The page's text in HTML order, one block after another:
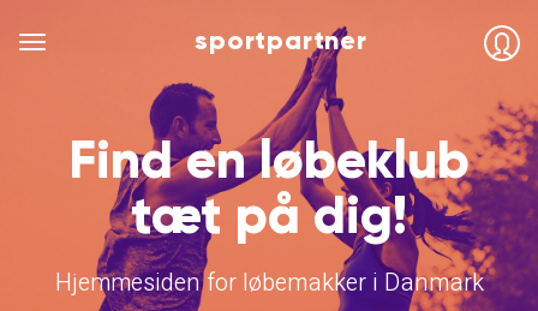
sportpartner
Find en løbeklub
tæt på dig!
Hjemmesiden for løbemakker i Danmark